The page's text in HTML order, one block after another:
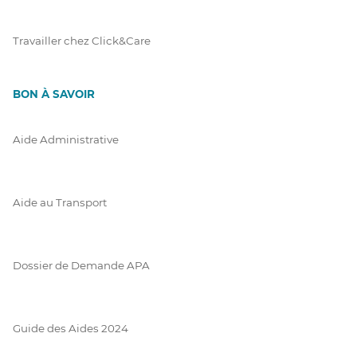
Travailler chez Click&Care
BON À SAVOIR
Aide Administrative
Aide au Transport
Dossier de Demande APA
Guide des Aides 2024